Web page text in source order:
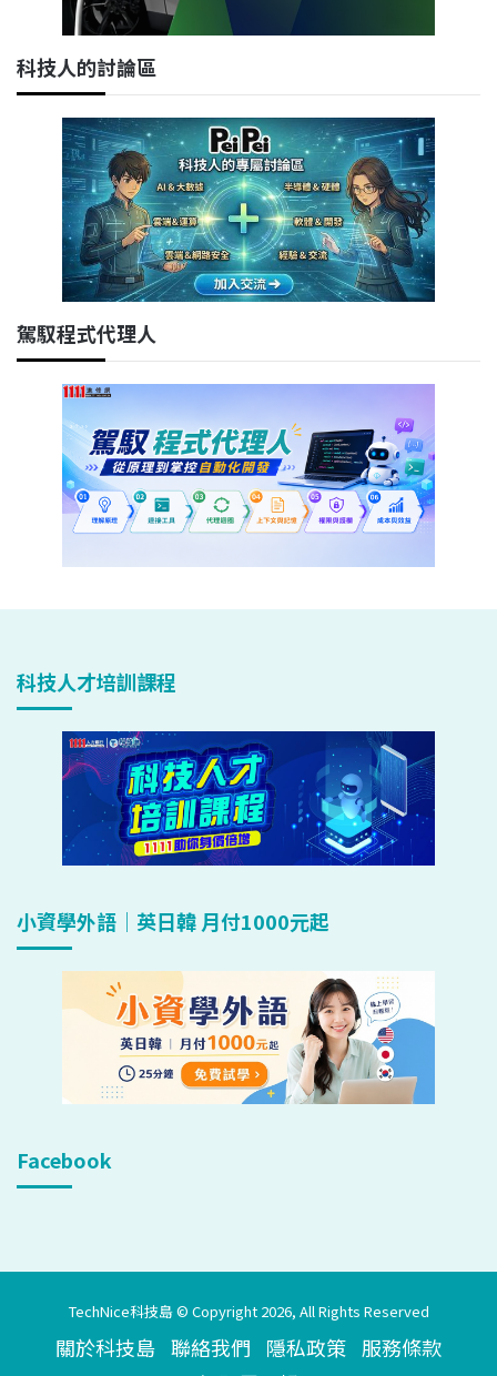
科技人的討論區
駕馭程式代理人
科技人才培訓課程
小資學外語｜英日韓 月付1000元起
Facebook
TechNice科技島 © Copyright 2026, All Rights Reserved
關於科技島 聯絡我們 隱私政策 服務條款